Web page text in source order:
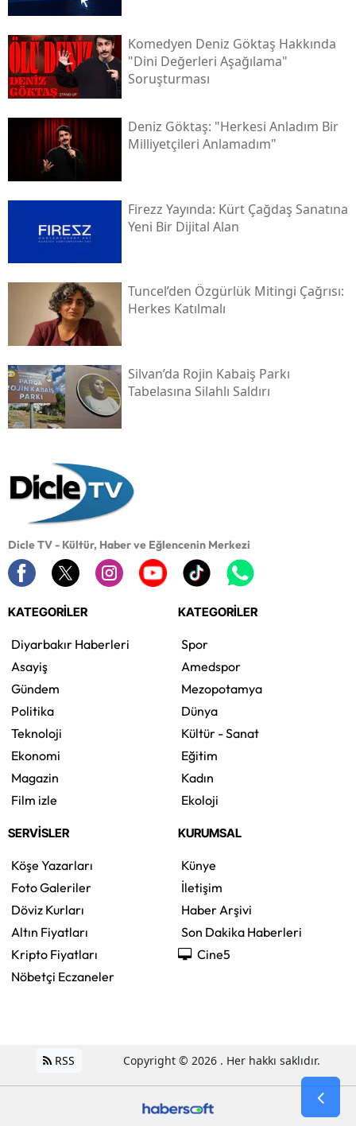
Komedyen Deniz Göktaş Hakkında
"dini Değerleri Aşağılama"
Soruşturması
Deniz Göktaş: "herkesi Anladım Bir
Milliyetçileri Anlamadım"
Firezz Yayında: Kürt Çağdaş Sanatına
Yeni Bir Dijital Alan
Tuncel’den Özgürlük Mitingi Çağrısı:
Herkes Katılmalı
Silvan’da Rojin Kabaiş Parkı
Tabelasına Silahlı Saldırı
Dicle TV - Kültür, Haber ve Eğlencenin Merkezi
KATEGORİLER
Diyarbakır Haberleri
Asayiş
Gündem
Politika
Teknoloji
Ekonomi
Magazin
Film izle
KATEGORİLER
Spor
Amedspor
Mezopotamya
Dünya
Kültür - Sanat
Eğitim
Kadın
Ekoloji
SERVİSLER
Köşe Yazarları
Foto Galeriler
Döviz Kurları
Altın Fiyatları
Kripto Fiyatları
Nöbetçi Eczaneler
KURUMSAL
Künye
İletişim
Haber Arşivi
Son Dakika Haberleri
Cine5
RSS Copyright © 2026 . Her hakkı saklıdır.